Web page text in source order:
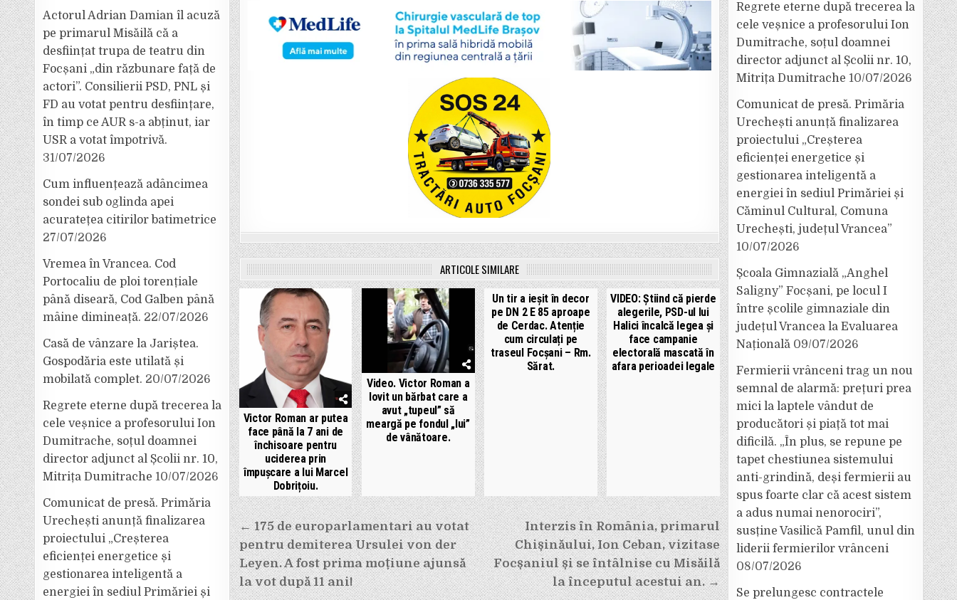
ARTICOLE SIMILARE
Victor Roman ar putea
face până la 7 ani de
închisoare pentru
uciderea prin
împușcare a lui Marcel
Dobrițoiu.
Video. Victor Roman a
lovit un bărbat care a
avut „tupeul” să
meargă pe fondul „lui”
de vânătoare.
Un tir a ieșit în decor
pe DN 2 E 85 aproape
de Cerdac. Atenție
cum circulați pe
traseul Focșani – Rm.
Sărat.
VIDEO: Știind că pierde
alegerile, PSD-ul lui
Halici încalcă legea și
face campanie
electorală mascată în
afara perioadei legale
Navigare
în
articole
Interzis în România, primarul
Chișinăului, Ion Ceban, vizitase
Focșaniul și se întâlnise cu Misăilă
la începutul acestui an. →
← 175 de europarlamentari au votat
pentru demiterea Ursulei von der
Leyen. A fost prima moțiune ajunsă
la vot după 11 ani!
Actorul Adrian Damian îl acuză
pe primarul Misăilă că a
desființat trupa de teatru din
Focșani „din răzbunare față de
actori”. Consilierii PSD, PNL și
FD au votat pentru desființare,
în timp ce AUR s-a abținut, iar
USR a votat împotrivă.
31/07/2026
Cum influențează adâncimea
sondei sub oglinda apei
acuratețea citirilor batimetrice
27/07/2026
Vremea în Vrancea. Cod
Portocaliu de ploi torențiale
până diseară, Cod Galben până
mâine dimineață. 22/07/2026
Casă de vânzare la Jariștea.
Gospodăria este utilată și
mobilată complet. 20/07/2026
Regrete eterne după trecerea la
cele veșnice a profesorului Ion
Dumitrache, soțul doamnei
director adjunct al Școlii nr. 10,
Mitrița Dumitrache 10/07/2026
Comunicat de presă. Primăria
Urechești anunță finalizarea
proiectului „Creșterea
eficienței energetice și
gestionarea inteligentă a
energiei în sediul Primăriei și
Regrete eterne după trecerea la
cele veșnice a profesorului Ion
Dumitrache, soțul doamnei
director adjunct al Școlii nr. 10,
Mitrița Dumitrache 10/07/2026
Comunicat de presă. Primăria
Urechești anunță finalizarea
proiectului „Creșterea
eficienței energetice și
gestionarea inteligentă a
energiei în sediul Primăriei și
Căminul Cultural, Comuna
Urechești, județul Vrancea”
10/07/2026
Școala Gimnazială „Anghel
Saligny” Focșani, pe locul I
între școlile gimnaziale din
județul Vrancea la Evaluarea
Națională 09/07/2026
Fermierii vrânceni trag un nou
semnal de alarmă: prețuri prea
mici la laptele vândut de
producători și piață tot mai
dificilă. „În plus, se repune pe
tapet chestiunea sistemului
anti-grindină, deși fermierii au
spus foarte clar că acest sistem
a adus numai nenorociri”,
susține Vasilică Pamfil, unul din
liderii fermierilor vrânceni
08/07/2026
Se prelungesc contractele